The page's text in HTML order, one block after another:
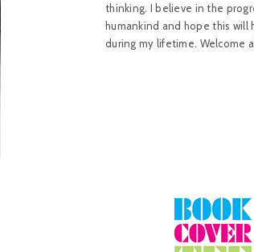
thinking. I believe in the
humankind and hope this will
during my lifetime. Welcome